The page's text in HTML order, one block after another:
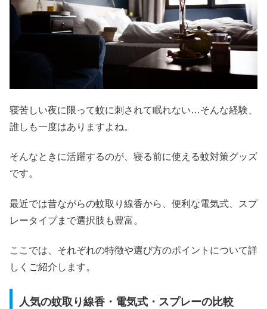
寝苦しい夜に限って蚊に刺されて眠れない…そんな経験、
誰しも一度はありますよね。
そんなときに活躍するのが、寝る前に使える蚊対策グッズ
です。
最近では昔ながらの蚊取り線香から、便利な電気式、スプ
レータイプまで選択肢も豊富。
ここでは、それぞれの特徴や選び方のポイントについて詳
しくご紹介します。
人気の蚊取り線香・電気式・スプレーの比較